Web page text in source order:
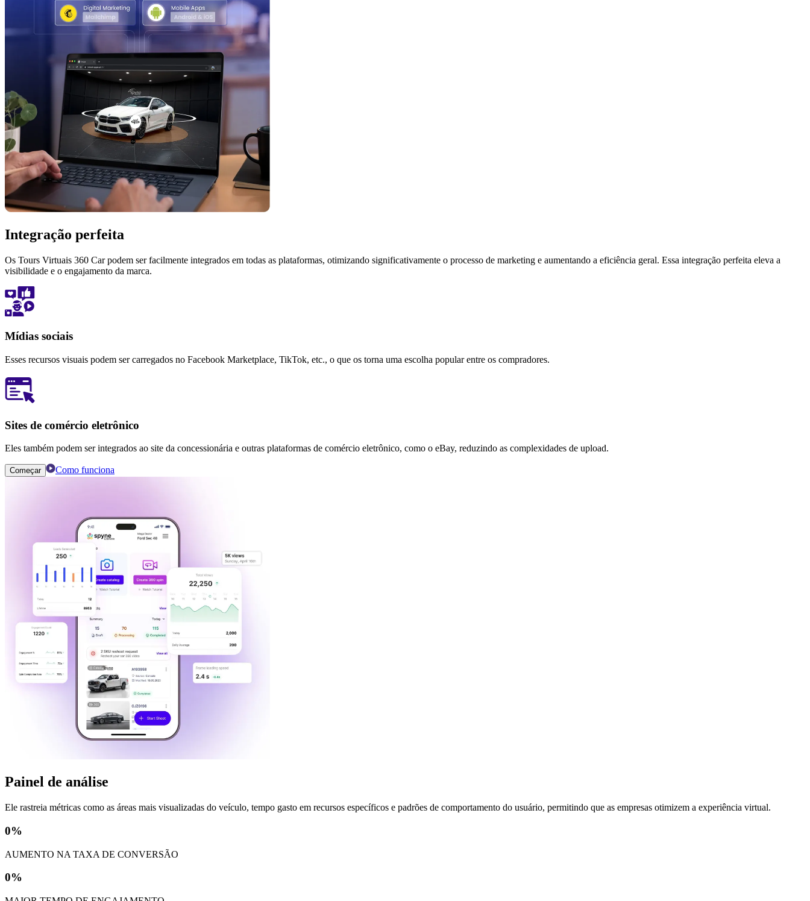
Integração perfeita
Os Tours Virtuais 360 Car podem ser facilmente integrados em todas as plataformas, otimizando significativamente o processo de marketing e aumentando a eficiência geral. Essa integração perfeita eleva a
visibilidade e o engajamento da marca.
Mídias sociais
Esses recursos visuais podem ser carregados no Facebook Marketplace, TikTok, etc., o que os torna uma escolha popular entre os compradores.
Sites de comércio eletrônico
Eles também podem ser integrados ao site da concessionária e outras plataformas de comércio eletrônico, como o eBay, reduzindo as complexidades de upload.
Começar Como funciona
Painel de análise
Ele rastreia métricas como as áreas mais visualizadas do veículo, tempo gasto em recursos específicos e padrões de comportamento do usuário, permitindo que as empresas otimizem a experiência virtual.
0%
AUMENTO NA TAXA DE CONVERSÃO
0%